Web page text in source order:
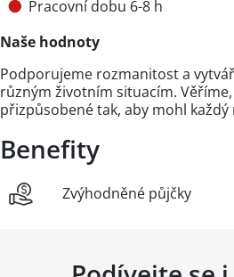
Pracovní dobu 6-8 h
Naše hodnoty
Podporujeme rozmanitost a
různým životním situacím.
přizpůsobené tak, aby mohl
Benefity
Zvýhodněné půjčky